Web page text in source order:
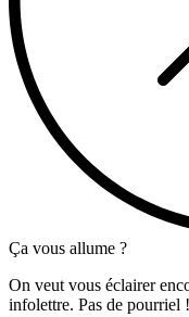
Ça vous allume ?
On veut vous éclairer
infolettre. Pas de pourriel